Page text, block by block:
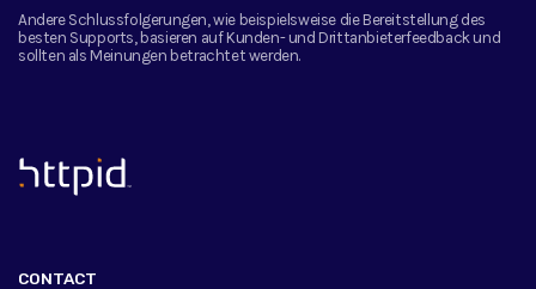
Andere Schlussfolgerungen, wie beispielsweise die Bereitstellung des
besten Supports, basieren auf Kunden- und Drittanbieterfeedback und
sollten als Meinungen betrachtet werden.
™
CONTACT